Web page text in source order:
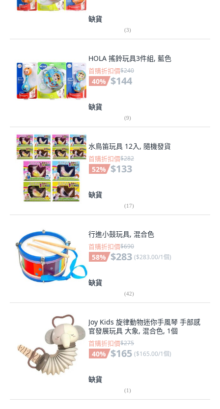
缺貨
(3)
HOLA 搖鈴玩具3件組, 藍色
首購折扣價$240
40% $144
缺貨
(9)
水鳥笛玩具 12入, 隨機發貨
首購折扣價$282
52% $133
缺貨
(17)
行進小鼓玩具, 混合色
首購折扣價$690
58% $283 ($283.00/1個)
缺貨
(42)
Joy Kids 旋律動物迷你手風琴 手部感
官發展玩具 大象, 混合色, 1個
首購折扣價$275
40% $165 ($165.00/1個)
缺貨
(1)